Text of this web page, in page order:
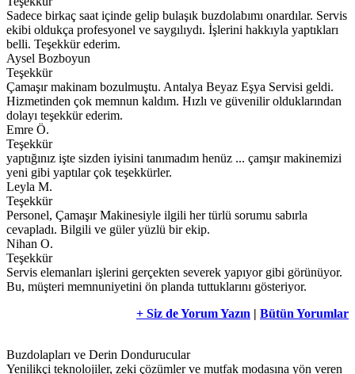
Sadece birkaç saat içinde gelip bulaşık buzdolabımı onardılar. Servis
ekibi oldukça profesyonel ve saygılıydı. İşlerini hakkıyla yaptıkları
belli. Teşekkür ederim.
Aysel Bozboyun
Teşekkür
Çamaşır makinam bozulmuştu. Antalya Beyaz Eşya Servisi geldi.
Hizmetinden çok memnun kaldım. Hızlı ve güvenilir olduklarından
dolayı teşekkür ederim.
Emre Ö.
Teşekkür
yaptığınız işte sizden iyisini tanımadım henüz ... çamşır makinemizi
yeni gibi yaptılar çok teşekkürler.
Leyla M.
Teşekkür
Personel, Çamaşır Makinesiyle ilgili her türlü sorumu sabırla
cevapladı. Bilgili ve güler yüzlü bir ekip.
Nihan O.
Teşekkür
Servis elemanları işlerini gerçekten severek yapıyor gibi görünüyor.
Bu, müşteri memnuniyetini ön planda tuttuklarını gösteriyor.
+ Siz de Yorum Yazın | Bütün Yorumlar
Buzdolapları ve Derin Dondurucular
Yenilikçi teknolojiler, zeki çözümler ve mutfak modasına yön veren